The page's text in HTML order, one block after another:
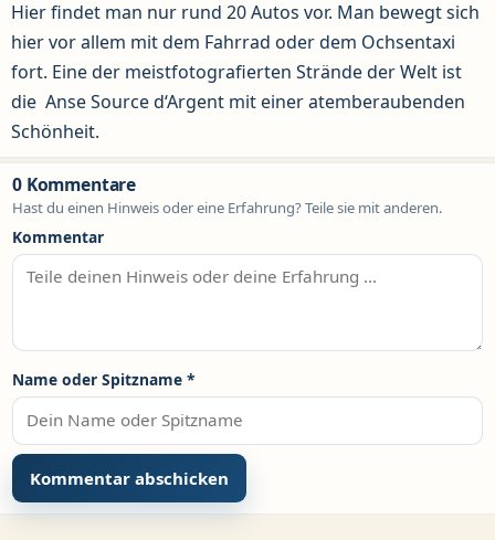
Hier findet man nur rund 20 Autos vor. Man bewegt sich
hier vor allem mit dem Fahrrad oder dem Ochsentaxi
fort. Eine der meistfotografierten Strände der Welt ist
die Anse Source d‘Argent mit einer atemberaubenden
Schönheit.
0 Kommentare
Hast du einen Hinweis oder eine Erfahrung? Teile sie mit anderen.
Kommentar
Name oder Spitzname *